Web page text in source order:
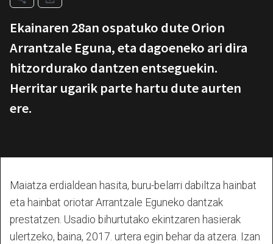
Ekainaren 28an ospatuko dute Orion
Arrantzale Eguna, eta dagoeneko ari dira
hitzordurako dantzen entseguekin.
Herritar ugarik parte hartu dute aurten
ere.
Maiatza erdialdean hasita, buru-belarri dabiltza hainbat
eta hainbat oriotar Arrantzale Eguneko dantzak
prestatzen. Usadio bihurtutako ekintzaren hasierak
ulertzeko, baina, 2017. urtera egin behar da atzera. Izan